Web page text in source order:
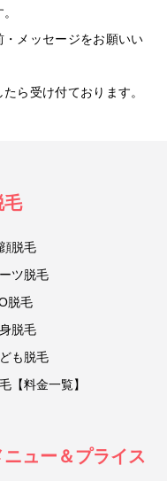
メッセージをお願いい
ら受け付ております。
毛
脱毛
ツ脱毛
脱毛
脱毛
も脱毛
【料金一覧】
ニュー＆プライス